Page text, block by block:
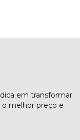
em transformar
o melhor preço e